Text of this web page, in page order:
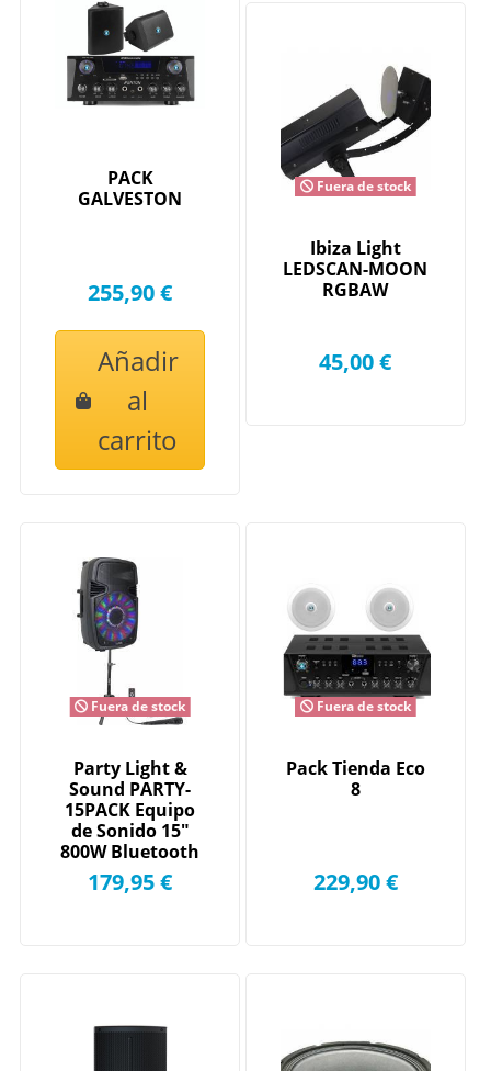
PACK
GALVESTON
255,90 €
Añadir
al
carrito
Fuera de stock
Ibiza Light
LEDSCAN-MOON
RGBAW
45,00 €
Fuera de stock
Party Light &
Sound PARTY-
15PACK Equipo
de Sonido 15"
800W Bluetooth
con Trípode y...
179,95 €
Fuera de stock
Pack Tienda Eco
8
229,90 €